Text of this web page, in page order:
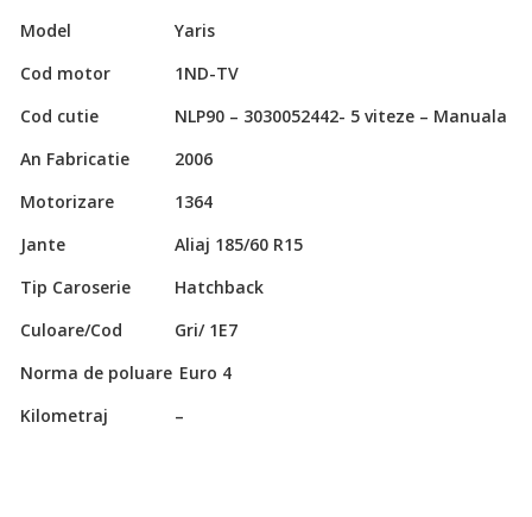
Model
Yaris
Cod motor
1ND-TV
Cod cutie
NLP90 – 3030052442- 5 viteze – Manuala
An Fabricatie
2006
Motorizare
1364
Jante
Aliaj 185/60 R15
Tip Caroserie
Hatchback
Culoare/Cod
Gri/ 1E7
Norma de poluare Euro 4
Kilometraj
–